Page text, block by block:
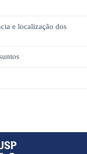
e localização dos